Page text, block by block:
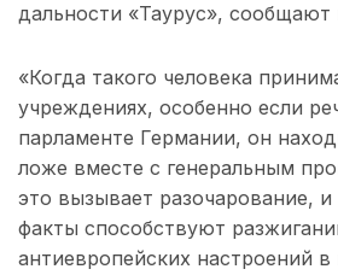
дальности «Таурус»,
«Когда такого человека
учреждениях, особенно если
парламенте Германии, он
ложе вместе с генеральным
это вызывает разочарование,
факты способствуют
антиевропейских настроений в